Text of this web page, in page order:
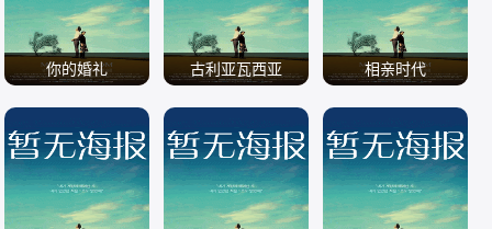
你的婚礼
/
古利亚瓦西亚
/
相亲时代
/